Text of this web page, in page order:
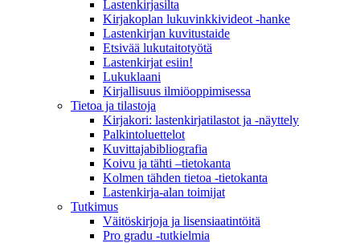
Lastenkirjasilta
Kirjakoplan lukuvinkkivideot -hanke
Lastenkirjan kuvitustaide
Etsivää lukutaitotyötä
Lastenkirjat esiin!
Lukuklaani
Kirjallisuus ilmiöoppimisessa
Tietoa ja tilastoja
Kirjakori: lastenkirjatilastot ja -näyttely
Palkintoluettelot
Kuvittaja­bibliografia
Koivu ja tähti –tietokanta
Kolmen tähden tietoa -tietokanta
Lastenkirja-alan toimijat
Tutkimus
Väitöskirjoja ja lisensiaatintöitä
Pro gradu -tutkielmia